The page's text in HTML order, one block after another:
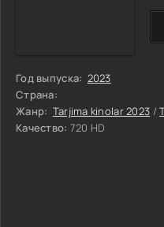
Год выпуска: 2023
Страна:
Жанр: Tarjima kinolar 2023 /
Качество: 720 HD